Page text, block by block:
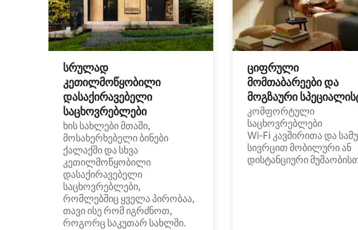
სრულად
კეთილმოწყობილი
დასაქირავებელი
საცხოვრებლები
ხის სახლები მთაში,
მოსახერხებელი ბინები
ქალაქში და სხვა
კეთილმოწყობილი
დასაქირავებელი
საცხოვრებლები,
რომლებშიც ყველა პირობაა,
თავი ისე რომ იგრძნოთ,
როგორც საკუთარ სახლში.
ციფრული
მომთაბარეები და
მოგზაური
კომფორტული
საცხოვრებლები
Wi‑Fi კავშირითა და
სივრცით მობილური ან
დისტანციური